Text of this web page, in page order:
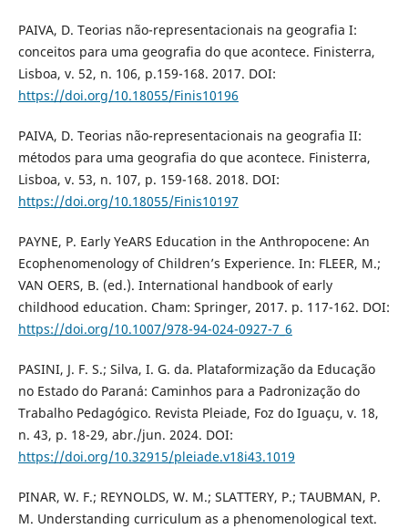
PAIVA, D. Teorias não-representacionais na geografia I:
conceitos para uma geografia do que acontece. Finisterra,
Lisboa, v. 52, n. 106, p.159-168. 2017. DOI:
https://doi.org/10.18055/Finis10196
PAIVA, D. Teorias não-representacionais na geografia II:
métodos para uma geografia do que acontece. Finisterra,
Lisboa, v. 53, n. 107, p. 159-168. 2018. DOI:
https://doi.org/10.18055/Finis10197
PAYNE, P. Early YeARS Education in the Anthropocene: An
Ecophenomenology of Children’s Experience. In: FLEER, M.;
VAN OERS, B. (ed.). International handbook of early
childhood education. Cham: Springer, 2017. p. 117-162. DOI:
https://doi.org/10.1007/978-94-024-0927-7_6
PASINI, J. F. S.; Silva, I. G. da. Plataformização da Educação
no Estado do Paraná: Caminhos para a Padronização do
Trabalho Pedagógico. Revista Pleiade, Foz do Iguaçu, v. 18,
n. 43, p. 18-29, abr./jun. 2024. DOI:
https://doi.org/10.32915/pleiade.v18i43.1019
PINAR, W. F.; REYNOLDS, W. M.; SLATTERY, P.; TAUBMAN, P.
M. Understanding curriculum as a phenomenological text.